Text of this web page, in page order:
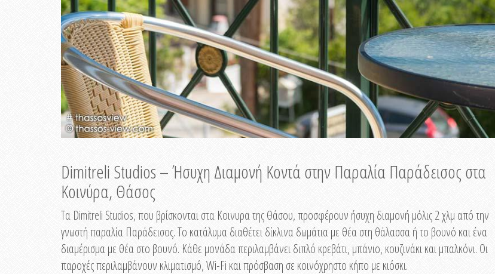
Dimitreli Studios – Ήσυχη Διαμονή Κοντά στην Παραλία Παράδεισος στα
Κοινύρα, Θάσος
Τα Dimitreli Studios, που βρίσκονται στα Κοινυρα της Θάσου, προσφέρουν ήσυχη διαμονή μόλις 2 χλμ από την
γνωστή παραλία Παράδεισος. Το κατάλυμα διαθέτει δίκλινα δωμάτια με θέα στη θάλασσα ή το βουνό και ένα
διαμέρισμα με θέα στο βουνό. Κάθε μονάδα περιλαμβάνει διπλό κρεβάτι, μπάνιο, κουζινάκι και μπαλκόνι. Οι
παροχές περιλαμβάνουν κλιματισμό, Wi-Fi και πρόσβαση σε κοινόχρηστο κήπο με κιόσκι.